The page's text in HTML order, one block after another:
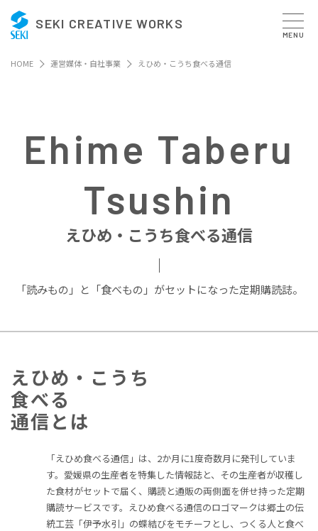
SEKI CREATIVE WORKS
MENU
HOME 運営媒体・自社事業 えひめ・こうち食べる通信
Ehime Taberu
Tsushin
えひめ・こうち食べる通信
「読みもの」と「食べもの」がセットになった定期購読誌。
えひめ・こうち
食べる
通信とは
「えひめ食べる通信」は、2か月に1度奇数月に発刊していま
す。愛媛県の生産者を特集した情報誌と、その生産者が収穫し
た食材がセットで届く、購読と通販の両側面を併せ持った定期
購読サービスです。えひめ食べる通信のロゴマークは郷土の伝
統工芸「伊予水引」の蝶結びをモチーフとし、つくる人と食べ